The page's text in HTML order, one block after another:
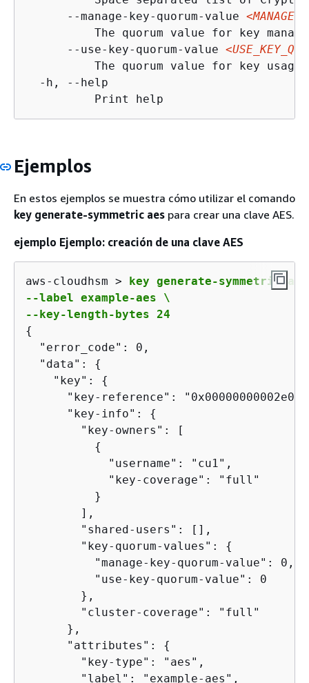
      --manage-key-quorum-value
The quorum value for key
      --use-key-quorum-value
The quorum value for key usage
  -h, --help
          Print help
Ejemplos
En estos ejemplos se muestra cómo utilizar el comando
key generate-symmetric aes para crear una clave AES.
ejemplo Ejemplo: creación de una clave AES
aws-cloudhsm > key generate-symmetric
--label example-aes \
--key-length-bytes 24
{
  "error_code": 0,
  "data":
{
    "key":
{
"key-reference":
      "key-info":
{
        "key-owners": [
{
            "username": "cu1",
            "key-coverage": "full"
          }
        ],
        "shared-users": [],
        "key-quorum-values":
{
          "manage-key-quorum-value": 0,
          "use-key-quorum-value": 0
        },
        "cluster-coverage": "full"
      },
      "attributes":
{
        "key-type": "aes",
        "label": "example-aes",